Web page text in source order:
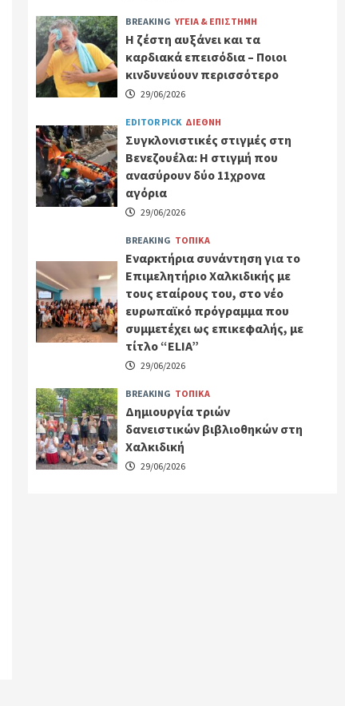
BREAKING ΥΓΕΙΑ & ΕΠΙΣΤΗΜΗ
Η ζέστη αυξάνει και τα
καρδιακά επεισόδια – Ποιοι
κινδυνεύουν περισσότερο
29/06/2026
EDITOR PICK ΔΙΕΘΝΗ
Συγκλονιστικές στιγμές στη
Βενεζουέλα: Η στιγμή που
ανασύρουν δύο 11χρονα
αγόρια
29/06/2026
BREAKING ΤΟΠΙΚΑ
Εναρκτήρια συνάντηση για το
Επιμελητήριο Χαλκιδικής με
τους εταίρους του, στο νέο
ευρωπαϊκό πρόγραμμα που
συμμετέχει ως επικεφαλής, με
τίτλο “ELIA”
29/06/2026
BREAKING ΤΟΠΙΚΑ
Δημιουργία τριών
δανειστικών βιβλιοθηκών στη
Χαλκιδική
29/06/2026